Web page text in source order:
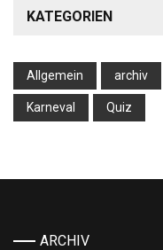
KATEGORIEN
Allgemein archiv
Karneval Quiz
ARCHIV